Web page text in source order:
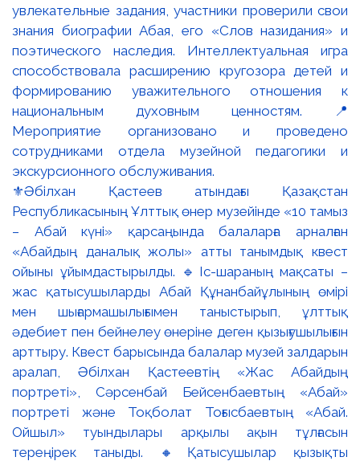
⚜️Әбілхан Қастеев атындағы Қазақстан
Республикасының Ұлттық өнер музейінде «10 тамыз
– Абай күні» қарсаңында балаларға арналған
«Абайдың даналық жолы» атты танымдық квест
ойыны ұйымдастырылды. 🔹Іс-шараның мақсаты –
жас қатысушыларды Абай Құнанбайұлының өмірі
мен шығармашылығымен таныстырып, ұлттық
әдебиет пен бейнелеу өнеріне деген қызығушылығын
арттыру. Квест барысында балалар музей залдарын
аралап, Әбілхан Қастеевтің «Жас Абайдың
портреті», Сәрсенбай Бейсенбаевтың «Абай»
портреті және Тоқболат Тоғысбаевтың «Абай.
Ойшыл» туындылары арқылы ақын тұлғасын
тереңірек таныды. 🔸Қатысушылар қызықты